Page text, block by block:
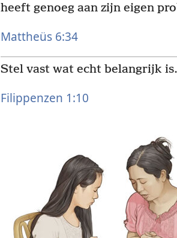
heeft genoeg aan zijn eigen
Mattheüs 6:34
Stel vast wat echt belangrijk is.
Filippenzen 1:10